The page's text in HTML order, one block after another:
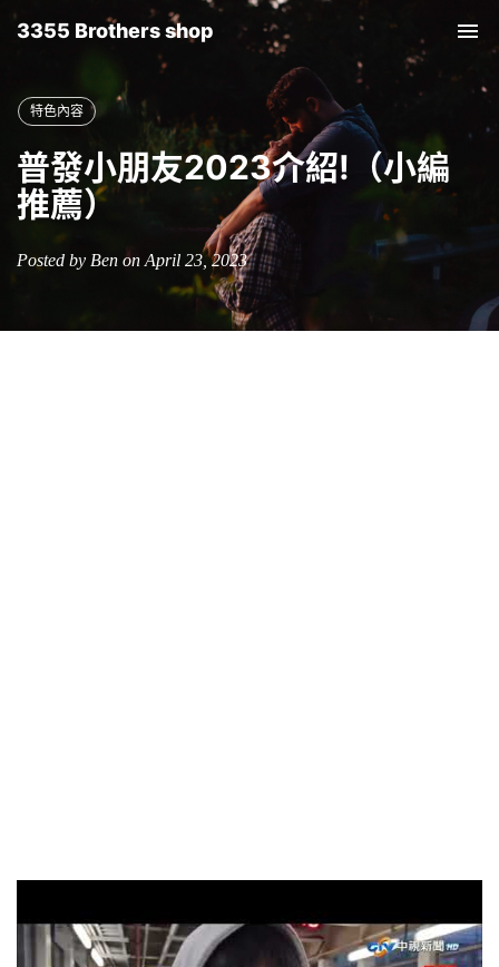
3355 Brothers shop
特色內容
普發小朋友2023介紹!（小編
推薦）
Posted by Ben on April 23, 2023